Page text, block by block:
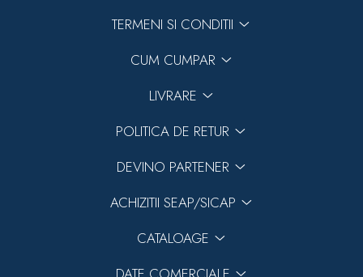
TERMENI SI CONDITII
CUM CUMPAR
LIVRARE
POLITICA DE RETUR
DEVINO PARTENER
ACHIZITII SEAP/SICAP
CATALOAGE